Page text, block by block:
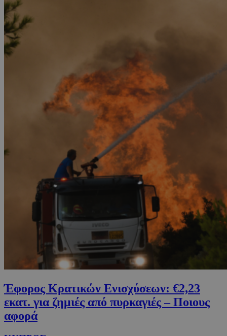
Έφορος Κρατικών Ενισχύσεων: €2,23
εκατ. για ζημιές από πυρκαγιές – Ποιους
αφορά